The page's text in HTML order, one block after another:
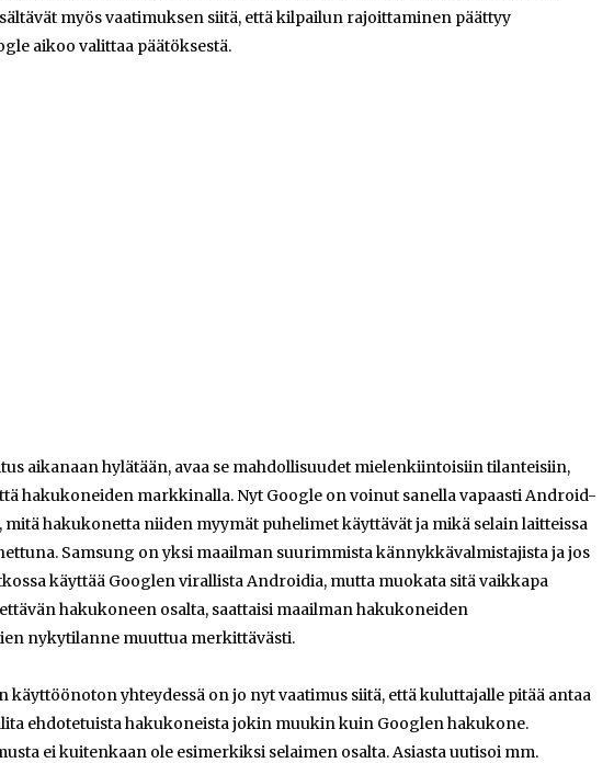
myös vaatimuksen siitä, että kilpailun rajoittaminen päättyy
aikoo valittaa päätöksestä.
aikanaan hylätään, avaa se mahdollisuudet mielenkiintoisiin tilanteisiin,
hakukoneiden markkinalla. Nyt Google on voinut sanella vapaasti Android-
mitä hakukonetta niiden myymät puhelimet käyttävät ja mikä selain laitteissa
Samsung on yksi maailman suurimmista kännykkävalmistajista ja jos
käyttää Googlen virallista Androidia, mutta muokata sitä vaikkapa
hakukoneen osalta, saattaisi maailman hakukoneiden
nykytilanne muuttua merkittävästi.
käyttöönoton yhteydessä on jo nyt vaatimus siitä, että kuluttajalle pitää antaa
ehdotetuista hakukoneista jokin muukin kuin Googlen hakukone.
ei kuitenkaan ole esimerkiksi selaimen osalta. Asiasta uutisoi mm.